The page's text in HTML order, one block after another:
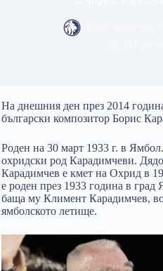
На днешния ден през 2014
български композитор Борис
Роден на 30 март 1933 г. в
охридски род Карадимчеви.
Карадимчев е кмет на Охрид в
е роден през 1933 година в
баща му Климент Карадимчев,
ямболското летище.